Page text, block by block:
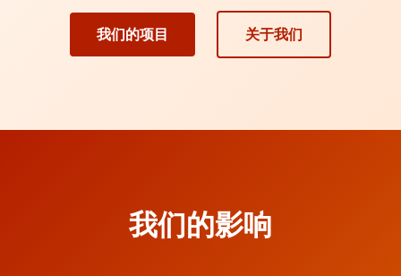
我们的项目 关于我们
我们的影响